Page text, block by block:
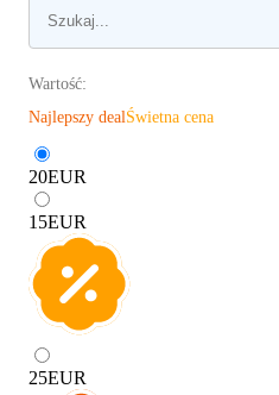
Wartość:
Najlepszy deal Świetna cena
20EUR
15EUR
25EUR